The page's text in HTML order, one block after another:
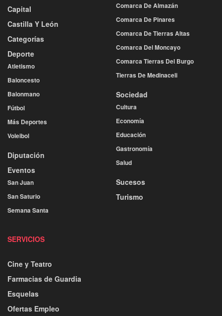
Capital
Castilla Y León
Categorías
Deporte
Atletismo
Baloncesto
Balonmano
Fútbol
Más Deportes
Voleibol
Diputación
Eventos
San Juan
San Saturio
Semana Santa
Comarca De Almazán
Comarca De Pinares
Comarca De Tierras Altas
Comarca Del Moncayo
Comarca Tierras Del Burgo
Tierras De Medinaceli
Sociedad
Cultura
Economía
Educación
Gastronomía
Salud
Sucesos
Turismo
SERVICIOS
Cine y Teatro
Farmacias de Guardia
Esquelas
Ofertas Empleo